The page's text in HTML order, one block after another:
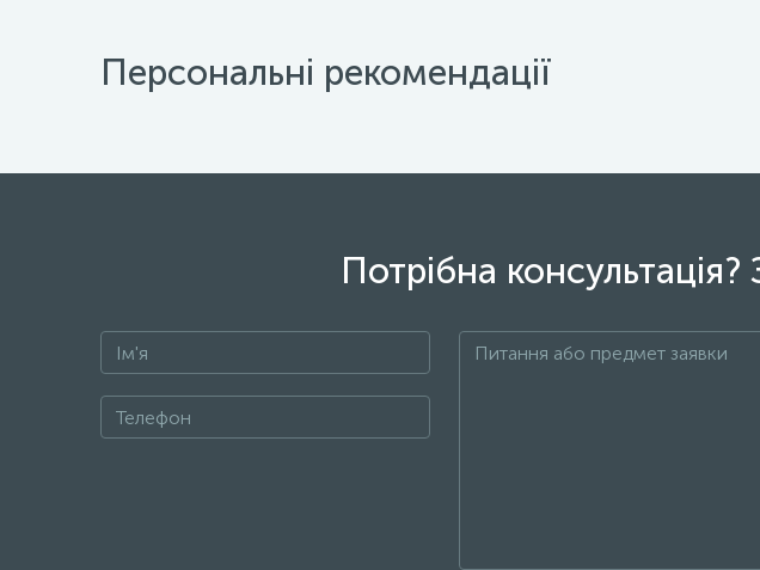
Персональні рекомендації
Потрібна